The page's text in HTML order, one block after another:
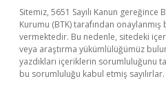
Sitemiz, 5651 Sayılı Kanun
Kurumu (BTK) tarafından onaylanmış
vermektedir. Bu nedenle, sitedeki
veya araştırma yükümlülüğümüz
yazdıkları içeriklerin sorumluluğunu
bu sorumluluğu kabul etmiş sayılırlar.